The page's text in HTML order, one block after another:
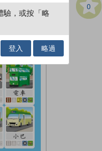
0
驗，或按「略
登入 略過